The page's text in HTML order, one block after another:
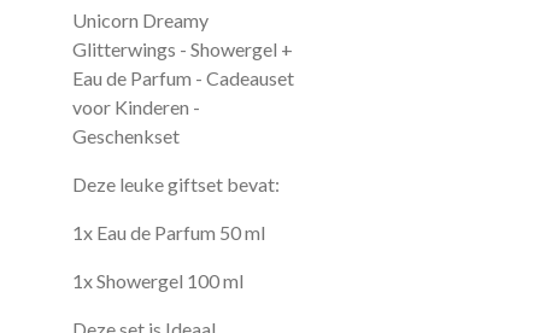
Unicorn Dreamy
Glitterwings - Showergel +
Eau de Parfum - Cadeauset
voor Kinderen -
Geschenkset
Deze leuke giftset bevat:
1x Eau de Parfum 50 ml
1x Showergel 100 ml
Deze set is Ideaal